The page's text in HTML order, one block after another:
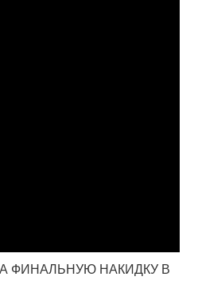
ФИНАЛЬНУЮ НАКИДКУ В